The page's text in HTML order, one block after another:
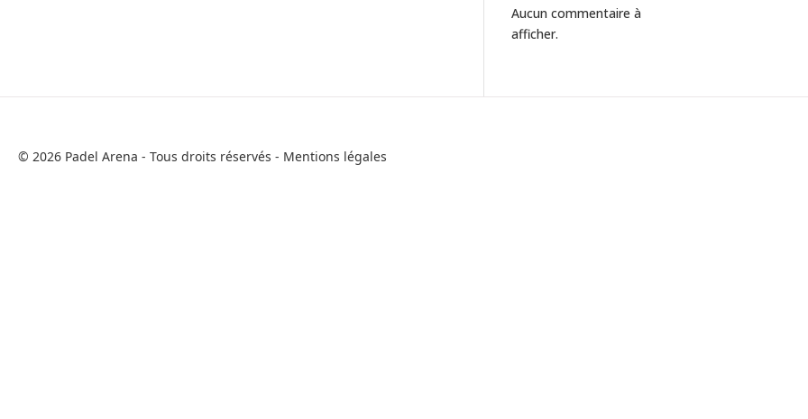
Aucun commentaire à
afficher.
© 2026 Padel Arena - Tous droits réservés - Mentions légales